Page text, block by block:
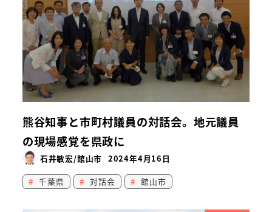
熊谷知事と市町村議員の対話会。地元議員
の現場感覚を県政に
石井敏宏/館山市 2024年4月16日
千葉県 対話会 館山市